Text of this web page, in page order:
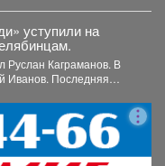
уступили на
Руслан Каграманов. В
Иванов. Последняя